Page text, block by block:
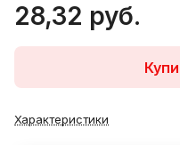
28,32 руб.
Характеристики